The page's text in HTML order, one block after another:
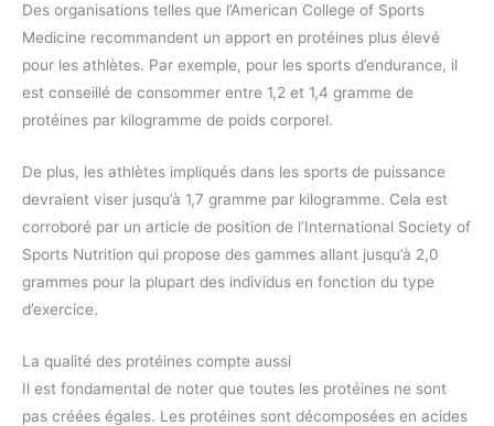
Des organisations telles que l’American College of Sports
Medicine recommandent un apport en protéines plus élevé
pour les athlètes. Par exemple, pour les sports d’endurance, il
est conseillé de consommer entre 1,2 et 1,4 gramme de
protéines par kilogramme de poids corporel.
De plus, les athlètes impliqués dans les sports de puissance
devraient viser jusqu’à 1,7 gramme par kilogramme. Cela est
corroboré par un article de position de l’International Society of
Sports Nutrition qui propose des gammes allant jusqu’à 2,0
grammes pour la plupart des individus en fonction du type
d’exercice.
La qualité des protéines compte aussi
Il est fondamental de noter que toutes les protéines ne sont
pas créées égales. Les protéines sont décomposées en acides